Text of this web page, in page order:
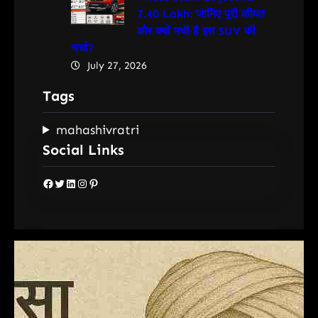
7.40 Lakh: जानिए पूरी कीमत
और क्यों मची है इस SUV की
चर्चा?
July 27, 2026
Tags
mahashivratri
Social Links
Facebook Twitter LinkedIn Instagram Pinterest